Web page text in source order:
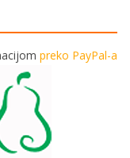
preko PayPal-a